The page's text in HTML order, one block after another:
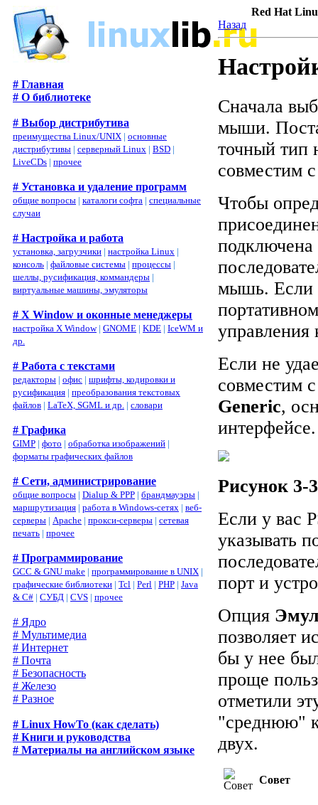
# Главная
# О библиотеке
# Выбор дистрибутива
преимущества Linux/UNIX | основные
дистрибутивы | серверный Linux | BSD |
LiveCDs | прочее
# Установка и удаление программ
общие вопросы | каталоги софта | специальные
случаи
# Настройка и работа
установка, загрузчики | настройка Linux |
консоль | файловые системы | процессы |
шеллы, русификация, коммандеры |
виртуальные машины, эмуляторы
# X Window и оконные менеджеры
настройка X Window| GNOME | KDE | IceWM и
др.
# Работа с текстами
редакторы | офис | шрифты, кодировки и
русификация | преобразования текстовых
файлов | LaTeX, SGML и др. | словари
# Графика
GIMP | фото | обработка изображений |
форматы графических файлов
# Сети, администрирование
общие вопросы | Dialup & PPP | брандмауэры |
маршрутизация | работа в Windows-сетях | веб-
серверы | Apache | прокси-серверы | сетевая
печать | прочее
# Программирование
GCC & GNU make | программирование в UNIX |
графические библиотеки | Tcl | Perl | PHP | Java
& C# | СУБД | CVS | прочее
# Ядро
# Мультимедиа
# Интернет
# Почта
# Безопасность
# Железо
# Разное
# Linux HowTo (как сделать)
# Книги и руководства
# Материалы на английском языке
Red Hat
Назад
Сначала
мыши.
точный тип
совместим
Чтобы
подключена
мышь. Если
управления
Если не
совместим
Generic,
интерфейсе.
Рисунок
Если у вас
указывать
порт и
Опция
позволяет
бы у нее
проще
отметили
"среднюю"
двух.
Совет